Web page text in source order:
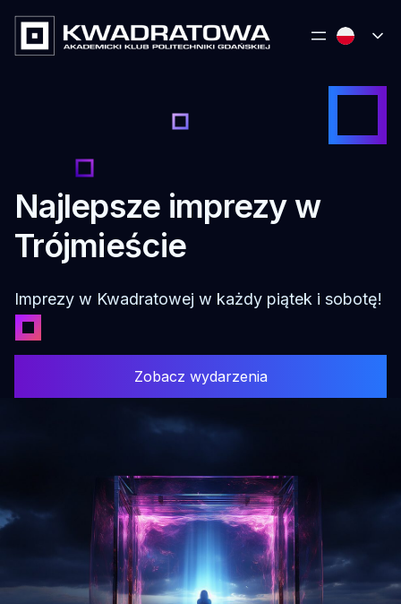
Najlepsze imprezy w
Trójmieście
Imprezy w Kwadratowej w każdy piątek i sobotę!
Zobacz wydarzenia